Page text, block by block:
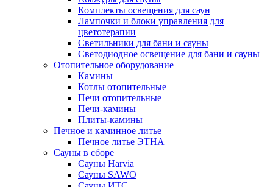
Комплекты освещения для саун
Лампочки и блоки управления для
цветотерапии
Светильники для бани и сауны
Светодиодное освещение для бани и сауны
Отопительное оборудование
Камины
Котлы отопительные
Печи отопительные
Печи-камины
Плиты-камины
Печное и каминное литье
Печное литье ЭТНА
Сауны в сборе
Cауны Harvia
Сауны SAWO